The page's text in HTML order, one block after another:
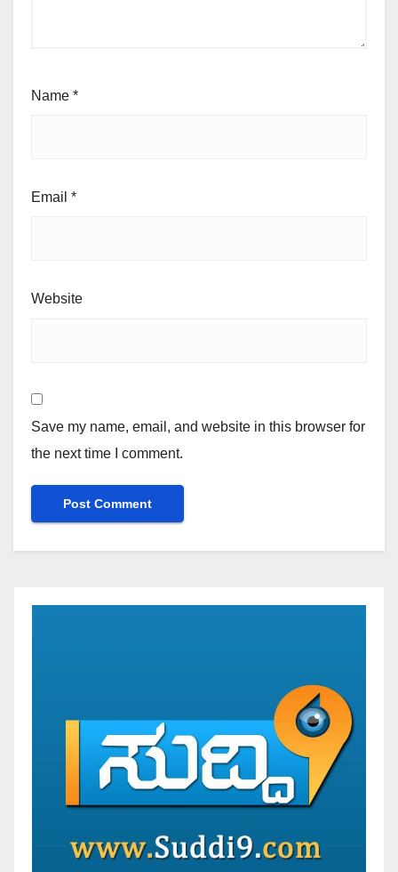
Name *
Email *
Website
Save my name, email, and website in this browser for
the next time I comment.